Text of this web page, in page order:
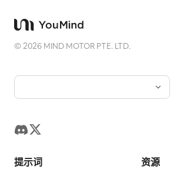
©2026 MIND MOTOR PTE. LTD.
提示词 资源